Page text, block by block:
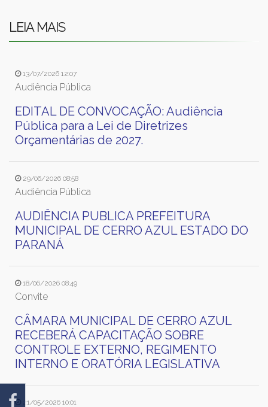
LEIA MAIS
13/07/2026 12:07
Audiência Pública
EDITAL DE CONVOCAÇÃO: Audiência
Pública para a Lei de Diretrizes
Orçamentárias de 2027.
29/06/2026 08:58
Audiência Pública
AUDIÊNCIA PUBLICA PREFEITURA
MUNICIPAL DE CERRO AZUL ESTADO DO
PARANÁ
18/06/2026 08:49
Convite
CÂMARA MUNICIPAL DE CERRO AZUL
RECEBERÁ CAPACITAÇÃO SOBRE
CONTROLE EXTERNO, REGIMENTO
INTERNO E ORATÓRIA LEGISLATIVA
21/05/2026 10:01